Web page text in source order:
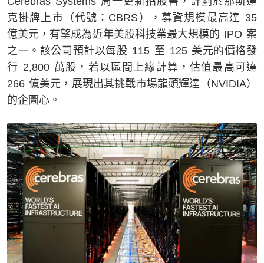
克掛牌上市（代號：CBRS），募資規模最高達 35
億美元，有望成為近年美股科技業最大規模的 IPO 案
之一。該公司預計以每股 115 至 125 美元的價格發
行 2,800 萬股，若以區間上緣計算，估值最高可達
266 億美元，展現出其挑戰市場龍頭輝達（NVIDIA）
的企圖心。